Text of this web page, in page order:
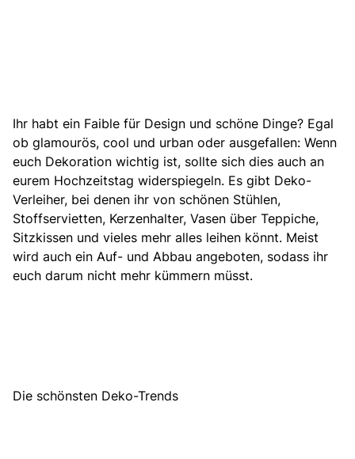
Ihr habt ein Faible für Design und schöne Dinge? Egal
ob glamourös, cool und urban oder ausgefallen: Wenn
euch Dekoration wichtig ist, sollte sich dies auch an
eurem Hochzeitstag widerspiegeln. Es gibt Deko-
Verleiher, bei denen ihr von schönen Stühlen,
Stoffservietten, Kerzenhalter, Vasen über Teppiche,
Sitzkissen und vieles mehr alles leihen könnt. Meist
wird auch ein Auf- und Abbau angeboten, sodass ihr
euch darum nicht mehr kümmern müsst.
Die schönsten Deko-Trends